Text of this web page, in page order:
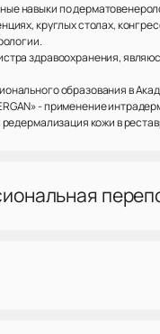
навыки по
круглых столах,
здравоохранения,
образования в
- применение
кожи в